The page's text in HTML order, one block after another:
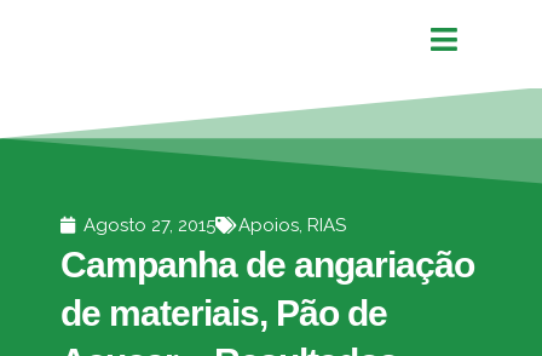
Agosto 27, 2015 Apoios, RIAS
Campanha de angariação
de materiais, Pão de